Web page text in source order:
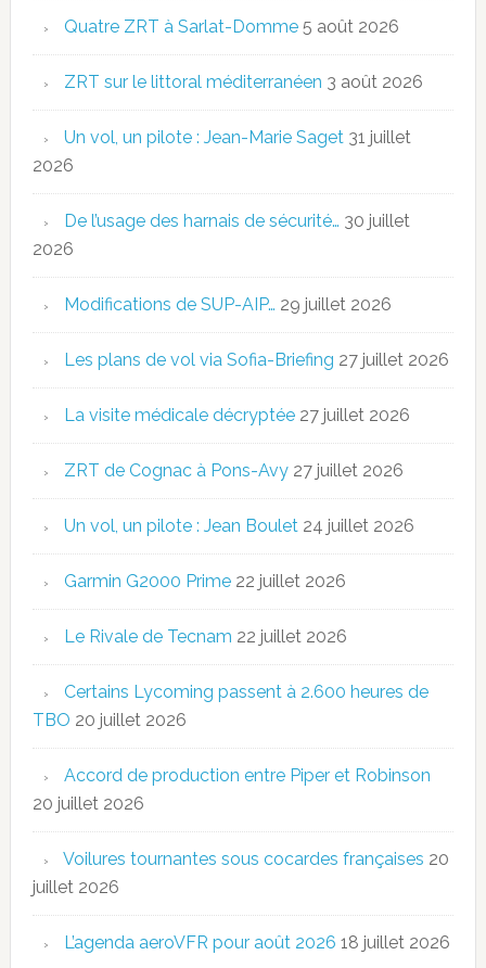
Quatre ZRT à Sarlat-Domme 5 août 2026
ZRT sur le littoral méditerranéen 3 août 2026
Un vol, un pilote : Jean-Marie Saget 31 juillet
2026
De l’usage des harnais de sécurité… 30 juillet
2026
Modifications de SUP-AIP… 29 juillet 2026
Les plans de vol via Sofia-Briefing 27 juillet 2026
La visite médicale décryptée 27 juillet 2026
ZRT de Cognac à Pons-Avy 27 juillet 2026
Un vol, un pilote : Jean Boulet 24 juillet 2026
Garmin G2000 Prime 22 juillet 2026
Le Rivale de Tecnam 22 juillet 2026
Certains Lycoming passent à 2.600 heures de
TBO 20 juillet 2026
Accord de production entre Piper et Robinson
20 juillet 2026
Voilures tournantes sous cocardes françaises 20
juillet 2026
L’agenda aeroVFR pour août 2026 18 juillet 2026